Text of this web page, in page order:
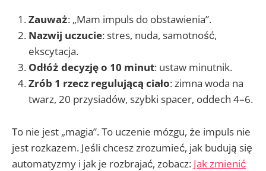
Zauważ: „Mam impuls do obstawienia”.
Nazwij uczucie: stres, nuda, samotność,
ekscytacja.
Odłóż decyzję o 10 minut: ustaw minutnik.
Zrób 1 rzecz regulującą ciało: zimna woda na
twarz, 20 przysiadów, szybki spacer, oddech 4–6.
To nie jest „magia”. To uczenie mózgu, że impuls nie
jest rozkazem. Jeśli chcesz zrozumieć, jak budują się
automatyzmy i jak je rozbrajać, zobacz: Jak zmienić